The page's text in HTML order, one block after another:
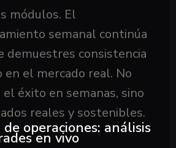
módulos. El
semanal continúa
demuestres consistencia
en el mercado real. No
éxito en semanas, sino
reales y sostenibles.
de operaciones: análisis
en vivo